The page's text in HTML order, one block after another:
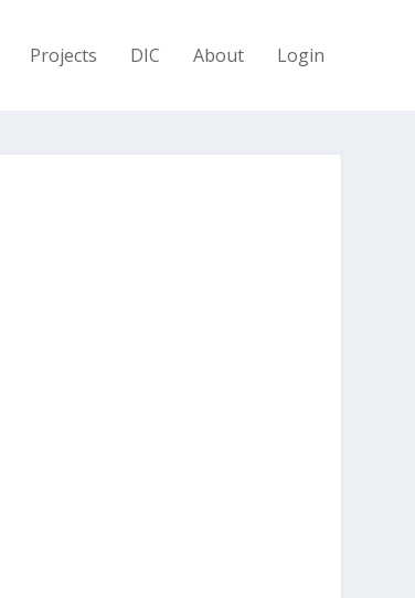
Projects DIC About Login